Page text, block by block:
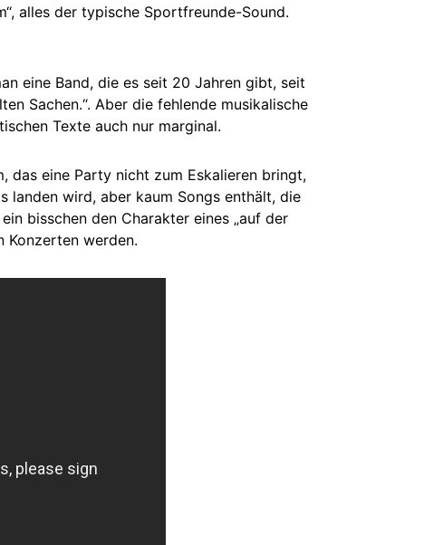
alles der typische Sportfreunde-Sound.
eine Band, die es seit 20 Jahren gibt, seit
Sachen.“. Aber die fehlende musikalische
Texte auch nur marginal.
das eine Party nicht zum Eskalieren bringt,
landen wird, aber kaum Songs enthält, die
bisschen den Charakter eines „auf der
Konzerten werden.